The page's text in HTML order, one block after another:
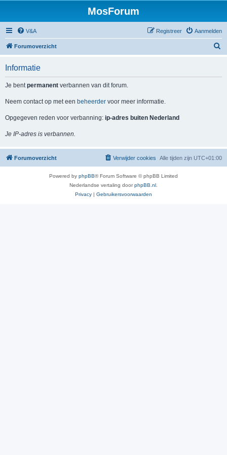
MosForum
V&A Aanmelden
Registreer
Forumoverzicht
Informatie
Je bentpermanent verbannen van dit forum.
Neem contact op met een beheerder voor meer informatie.
Opgegeven reden voor verbanning: ip-adres buiten Nederland
Je IP-adres is verbannen.
Forumoverzicht Alle tijden zijn UTC+01:00
Verwijder cookies
Powered by phpBB® Forum Software © phpBB Limited
Nederlandse vertaling doorphpBB.nl
Privacy | Gebruikersvoorwaarden